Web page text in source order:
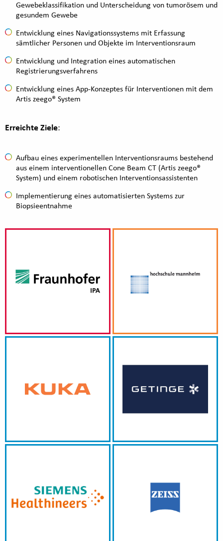
Gewebeklassifikation und Unterscheidung von tumorösem und
gesundem Gewebe
Entwicklung eines Navigationssystems mit Erfassung
sämtlicher Personen und Objekte im Interventionsraum
Entwicklung und Integration eines automatischen
Registrierungsverfahrens
Entwicklung eines App-Konzeptes für Interventionen mit dem
Artis zeego® System
Erreichte Ziele:
Aufbau eines experimentellen Interventionsraums bestehend
aus einem interventionellen Cone Beam CT (Artis zeego®
System) und einem robotischen Interventionsassistenten
Implementierung eines automatisierten Systems zur
Biopsieentnahme